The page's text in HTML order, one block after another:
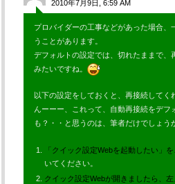
2010年7月9日, 6:59 AM
プロバイダーの工事などがあった場合、
うことがあります。
デフォルトの設定では、切れたままで、
みたいですね。
以下の設定をしておくと、再接続してく
んーーー、これって、自動再接続をデフ
も？・・と思うのは、筆者だけでしょう
「クイック設定Webを起動したい」
いてください。
クイック設定Webが開きましたら、